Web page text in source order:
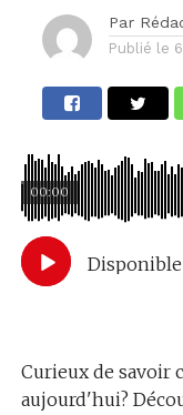
Par
Publié le
00:00
Curieux de savoir
aujourd'hui?